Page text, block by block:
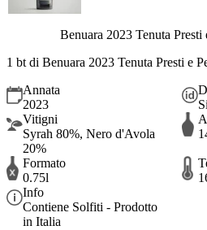
Benuara 2023 Tenuta
1 bt di Benuara 2023 Tenuta Presti e
Annata
2023
Vitigni
Syrah 80%, Nero d'Avola
20%
Formato
0.75l
Info
Contiene Solfiti - Prodotto
in Italia